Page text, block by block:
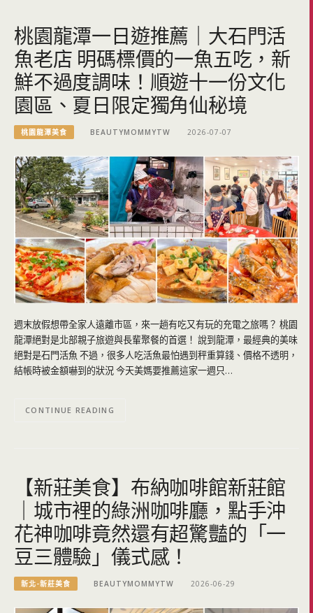
桃園龍潭一日遊推薦｜大石門活
魚老店 明碼標價的一魚五吃，新
鮮不過度調味！順遊十一份文化
園區、夏日限定獨角仙秘境
桃園龍潭美食 BEAUTYMOMMYTW 2026-07-07
週末放假想帶全家人遠離市區，來一趟有吃又有玩的充電之旅嗎？ 桃園
龍潭絕對是北部親子旅遊與長輩聚餐的首選！ 說到龍潭，最經典的美味
絕對是石門活魚 不過，很多人吃活魚最怕遇到秤重算錢、價格不透明，
結帳時被金額嚇到的狀況 今天美媽要推薦這家一週只…
CONTINUE READING
【新莊美食】布納咖啡館新莊館
｜城市裡的綠洲咖啡廳，點手沖
花神咖啡竟然還有超驚豔的「一
豆三體驗」儀式感！
新北-新莊美食 BEAUTYMOMMYTW 2026-06-29